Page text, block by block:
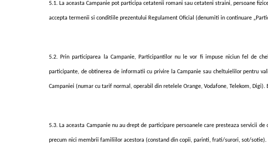
5.1. La aceasta Campanie pot participa cetatenii romani sau cetateni straini, persoane
accepta termenii si conditiile prezentului Regulament Oficial (denumiti in continuare
5.2. Prin participarea la Campanie, Participantilor nu le vor fi impuse niciun fel de
participante, de obtinerea de informatii cu privire la Campanie sau cheltuielilor pentru
Campaniei (numar cu tarif normal, operabil din retelele Orange, Vodafone, Telekom, Digi).
5.3. La aceasta Campanie nu au drept de participare persoanele care presteaza servicii
precum nici membrii familiilor acestora (constand din copii, parinti, frati/surori, sot/sotie).